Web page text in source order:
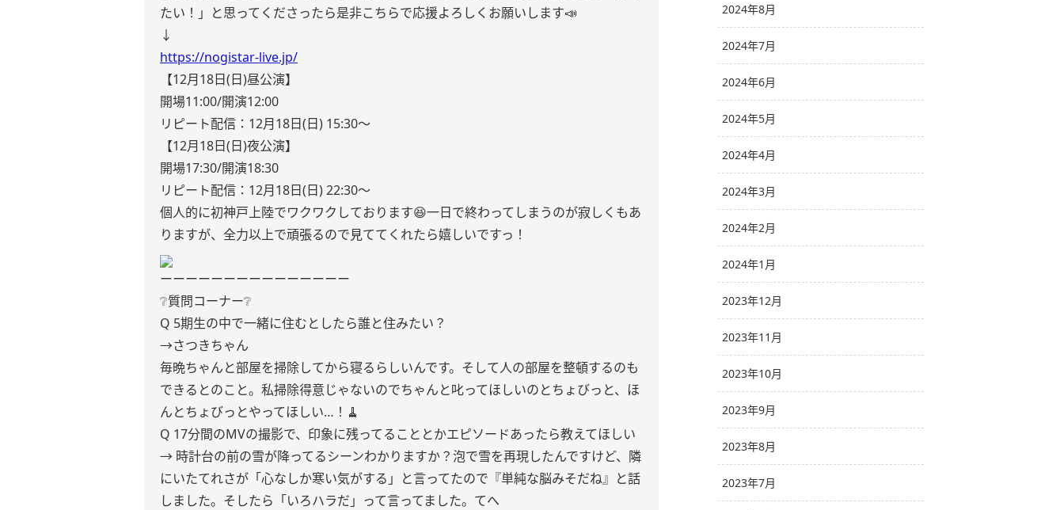
たい！」と思ってくださったら是非こちらで応援よろしくお願いします📣
↓
https://nogistar-live.jp/
【12月18日(日)昼公演】
開場11:00/開演12:00
リピート配信：12月18日(日) 15:30～
【12月18日(日)夜公演】
開場17:30/開演18:30
リピート配信：12月18日(日) 22:30〜
個人的に初神戸上陸でワクワクしております😆一日で終わってしまうのが寂しくもあ
りますが、全力以上で頑張るので見ててくれたら嬉しいですっ！
ーーーーーーーーーーーーーーー
❔質問コーナー❔
Q 5期生の中で一緒に住むとしたら誰と住みたい？
→さつきちゃん
毎晩ちゃんと部屋を掃除してから寝るらしいんです。そして人の部屋を整頓するのも
できるとのこと。私掃除得意じゃないのでちゃんと叱ってほしいのとちょびっと、ほ
んとちょびっとやってほしい…！🧹
Q 17分間のMVの撮影で、印象に残ってることとかエピソードあったら教えてほしい
→ 時計台の前の雪が降ってるシーンわかりますか？泡で雪を再現したんですけど、隣
にいたてれさが「心なしか寒い気がする」と言ってたので『単純な脳みそだね』と話
しました。そしたら「いろハラだ」って言ってました。てへ
2024年8月
2024年7月
2024年6月
2024年5月
2024年4月
2024年3月
2024年2月
2024年1月
2023年12月
2023年11月
2023年10月
2023年9月
2023年8月
2023年7月